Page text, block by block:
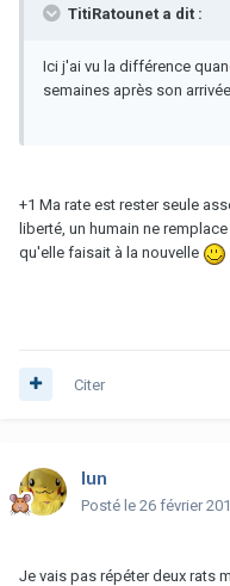
TitiRatounet a dit :
Ici j'ai vu la différence
semaines après son
+1 Ma rate est rester seule
liberté, un humain ne
qu'elle faisait à la nouvelle
Citer
lun
Posté le 26 février
Je vais pas répéter deux rats